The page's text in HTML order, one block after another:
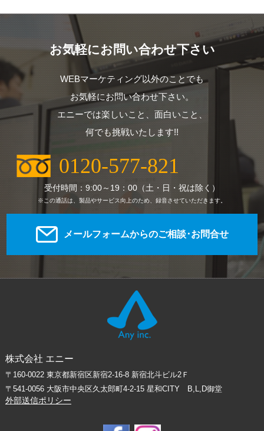
お気軽にお問い合わせ下さい
WEBマーケティング以外のことでも
お気軽にお問い合わせ下さい。
エニーでは楽しいこと、面白いこと、
何でも挑戦いたします!!
0120-577-821
受付時間：9:00～19：00（土・日・祝は除く）
※この通話は、製品やサービス向上のため、録音させていただきます。
メールフォームからのご相談･お問合せ
株式会社 エニー
〒160-0022 東京都新宿区新宿2-16-8 新宿北斗ビル2Ｆ
〒541-0056 大阪市中央区久太郎町4-2-15 星和CITY B,L,D御堂
外部送信ポリシー